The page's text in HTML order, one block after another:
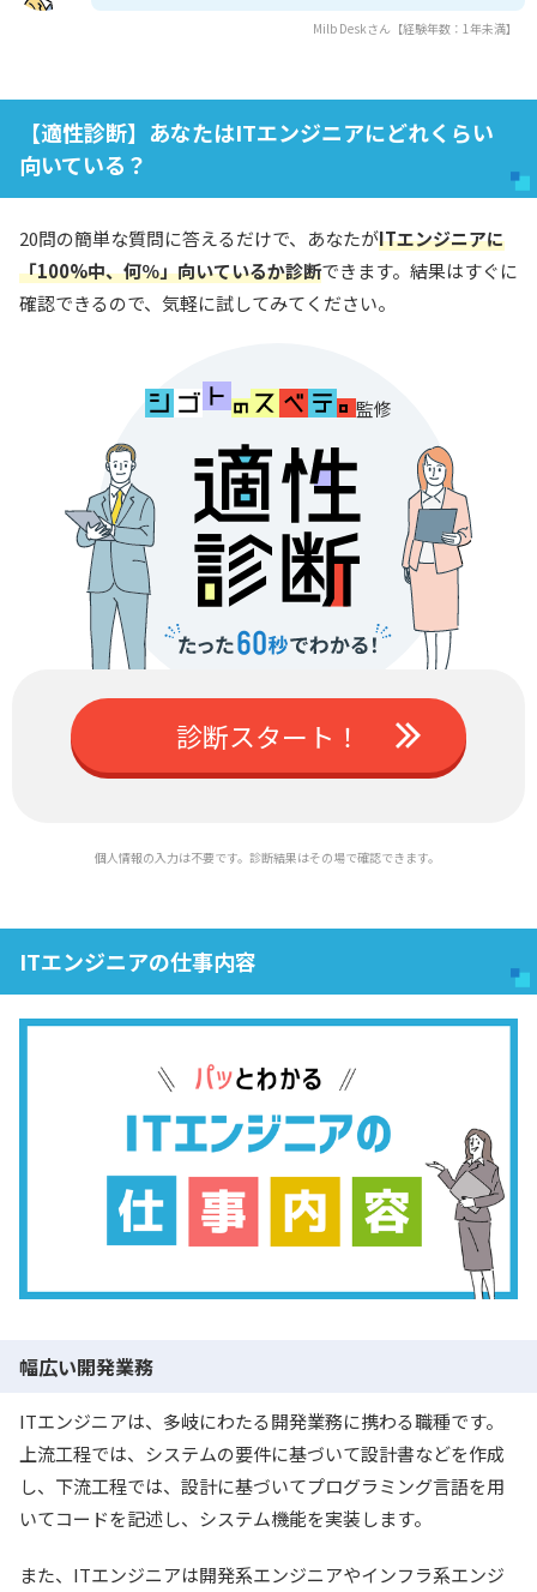
Milb Deskさん【経験年数：1年未満】
【適性診断】あなたはITエンジニアにどれくらい
向いている？
20問の簡単な質問に答えるだけで、あなたがITエンジニアに
「100%中、何％」向いているか診断できます。結果はすぐに
確認できるので、気軽に試してみてください。
監修
診断スタート！
個人情報の入力は不要です。診断結果はその場で確認できます。
ITエンジニアの仕事内容
幅広い開発業務
ITエンジニアは、多岐にわたる開発業務に携わる職種です。
上流工程では、システムの要件に基づいて設計書などを作成
し、下流工程では、設計に基づいてプログラミング言語を用
いてコードを記述し、システム機能を実装します。
また、ITエンジニアは開発系エンジニアやインフラ系エンジ